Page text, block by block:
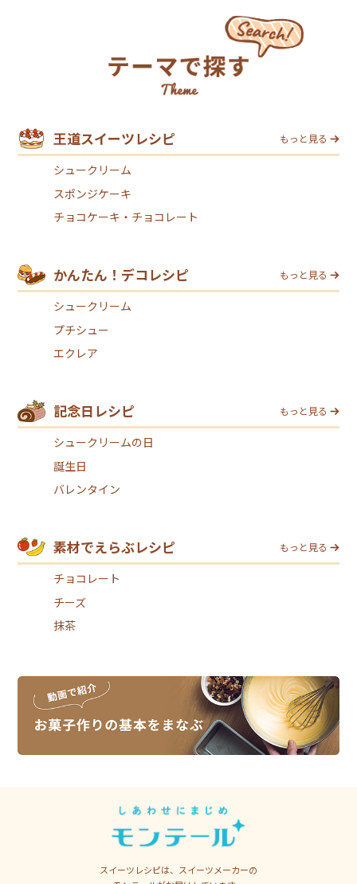
王道スイーツレシピ もっと見る
シュークリーム
スポンジケーキ
チョコケーキ・チョコレート
かんたん！デコレシピ もっと見る
シュークリーム
プチシュー
エクレア
記念日レシピ もっと見る
シュークリームの日
誕生日
バレンタイン
素材でえらぶレシピ もっと見る
チョコレート
チーズ
抹茶
スイーツレシピは、スイーツメーカーの